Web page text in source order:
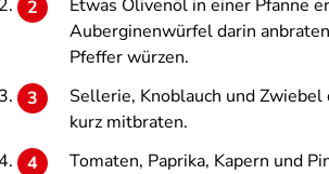
Etwas Olivenöl in einer Pfanne
Auberginenwürfel darin
Pfeffer würzen.
Sellerie, Knoblauch und Zwiebel
kurz mitbraten.
Tomaten, Paprika, Kapern und